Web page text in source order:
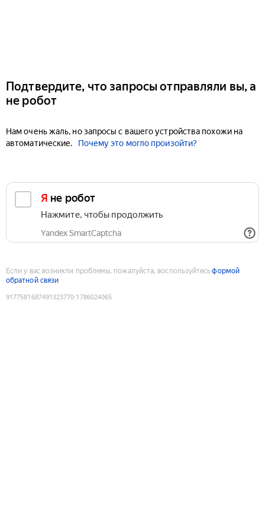
Подтвердите, что запросы отправляли вы, а
не робот
Нам очень жаль, но запросы с вашего устройства похожи на
автоматические.
Почему это могло произойти?
Я не робот
Нажмите, чтобы продолжить
Yandex SmartCaptcha
Если у вас возникли проблемы, пожалуйста, воспользуйтесьформой
обратной связи
9177581687491323770:1786024065